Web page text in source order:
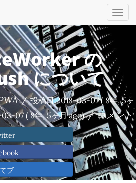
の
について
/ 投稿日:2018-03-07( 8年, 5ヶ
03-07( 8年, 5ヶ月 ago) / コメント
ブ